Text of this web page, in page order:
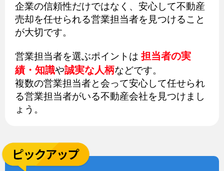
企業の信頼性だけではなく、安心して不動産
売却を任せられる営業担当者を見つけること
が大切です。
営業担当者を選ぶポイントは 担当者の実
績・知識や誠実な人柄などです。
複数の営業担当者と会って安心して任せられ
る営業担当者がいる不動産会社を見つけまし
ょう。